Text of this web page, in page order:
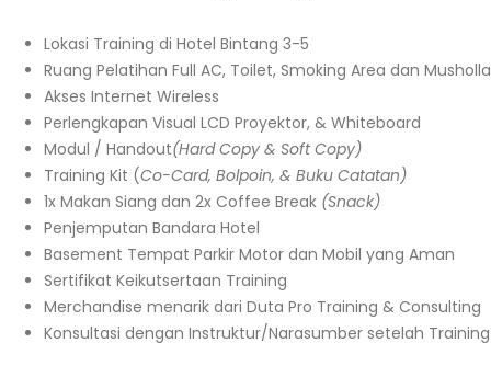
Lokasi Training di Hotel Bintang 3-5
Ruang Pelatihan Full AC, Toilet, Smoking Area dan Musholla
Akses Internet Wireless
Perlengkapan Visual LCD Proyektor, & Whiteboard
Modul / Handout(Hard Copy & Soft Copy)
Training Kit (Co-Card, Bolpoin, & Buku Catatan)
1x Makan Siang dan 2x Coffee Break (Snack)
Penjemputan Bandara Hotel
Basement Tempat Parkir Motor dan Mobil yang Aman
Sertifikat Keikutsertaan Training
Merchandise menarik dari Duta Pro Training & Consulting
Konsultasi dengan Instruktur/Narasumber setelah Training